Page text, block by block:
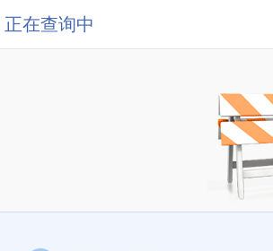
正在查询中